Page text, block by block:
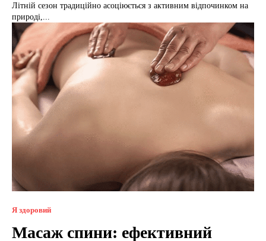
Літній сезон традиційно асоціюється з активним відпочинком на
природі,...
Я здоровий
Масаж спини: ефективний